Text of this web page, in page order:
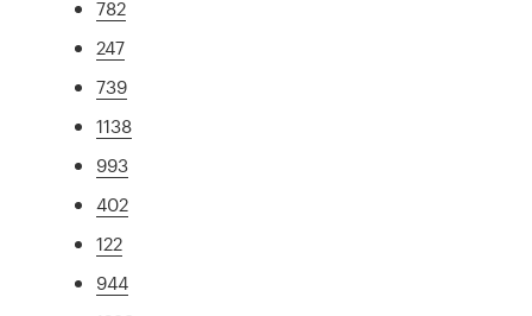
782
247
739
1138
993
402
122
944